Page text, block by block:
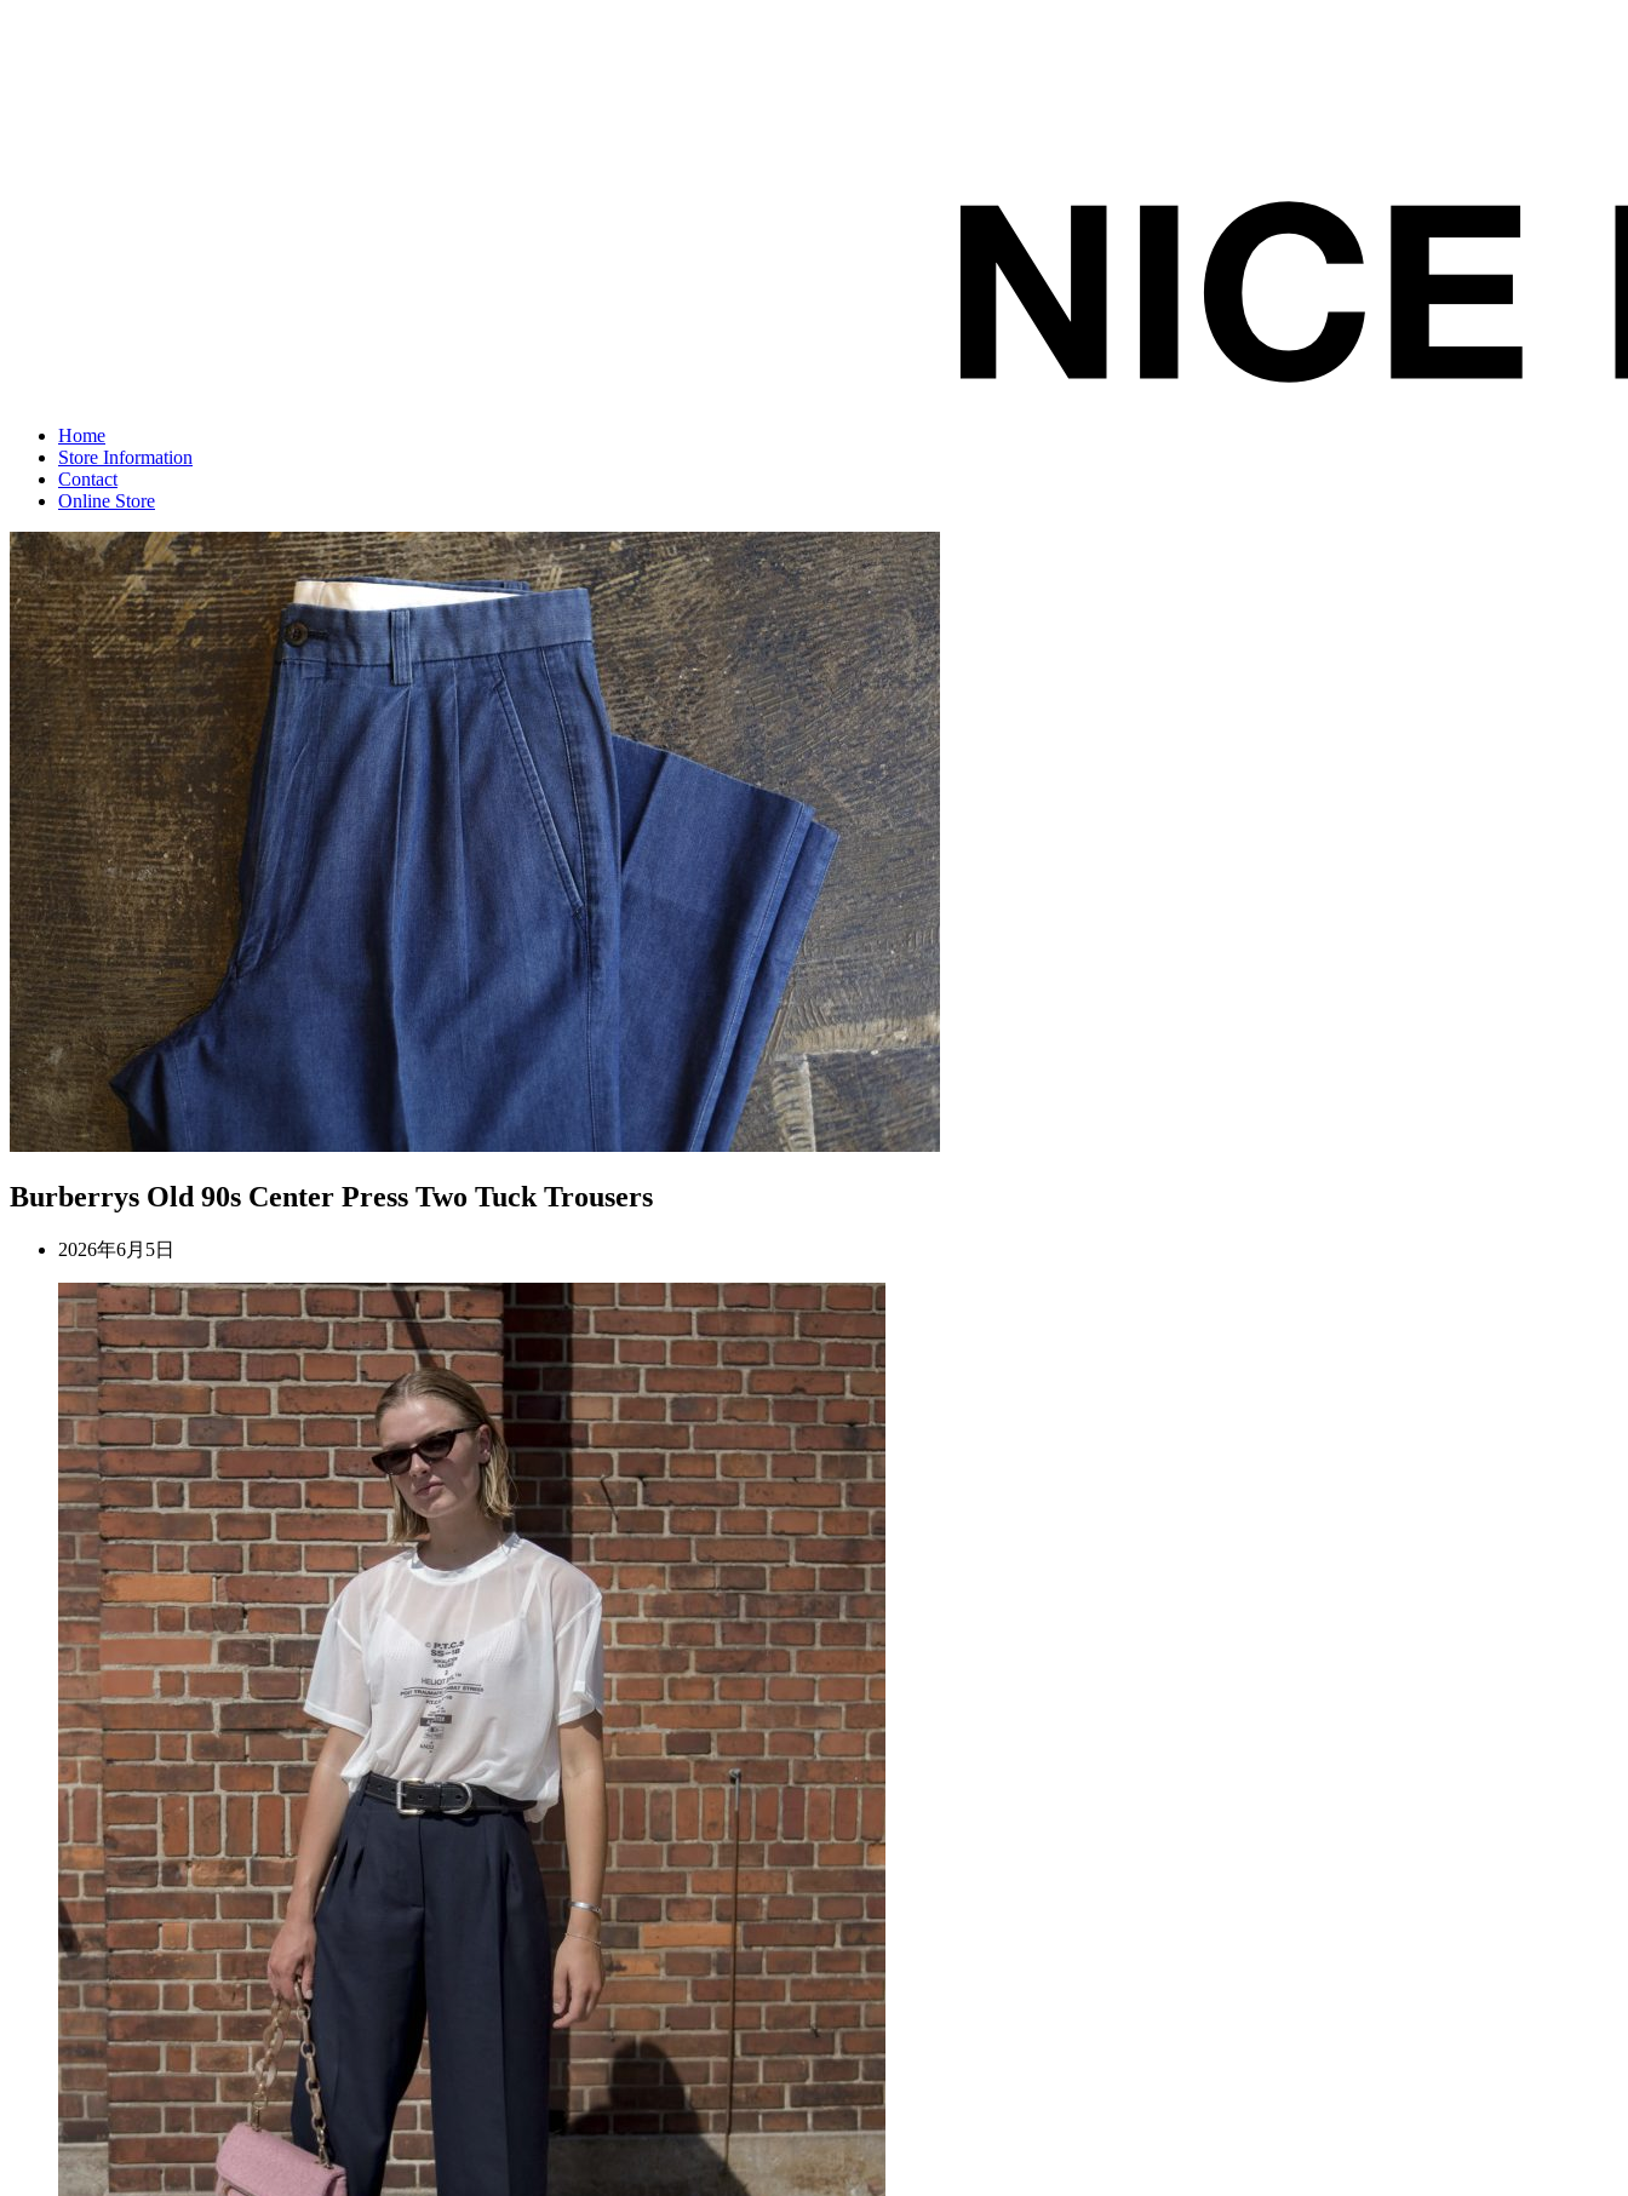
Home
Store Information
Contact
Online Store
Burberrys Old 90s Center Press Two Tuck Trousers
2026年6月5日